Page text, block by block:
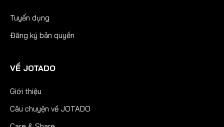
Tuyển dụng
Đăng ký bản quyền
VỀ JOTADO
Giới thiệu
Câu chuyện về JOTADO